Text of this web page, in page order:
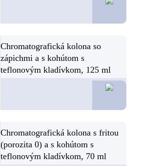
Chromatografická kolona so
zápichmi a s kohútom s
teflonovým kladívkom, 125 ml
Chromatografická kolona s fritou
(porozita 0) a s kohútom s
teflonovým kladívkom, 70 ml